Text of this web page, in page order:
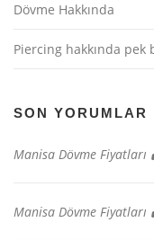
Dövme Hakkında
Piercing hakkında
SON YORUMLAR
Manisa Dövme
Manisa Dövme